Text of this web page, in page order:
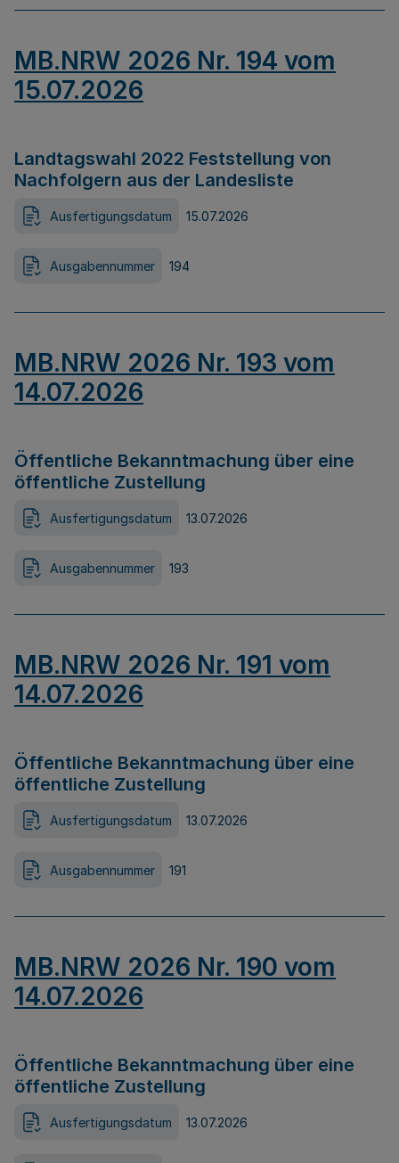
MB.NRW 2026 Nr. 194 vom
15.07.2026
Landtagswahl 2022 Feststellung von
Nachfolgern aus der Landesliste
Ausfertigungsdatum 15.07.2026
Ausgabennummer 194
MB.NRW 2026 Nr. 193 vom
14.07.2026
Öffentliche Bekanntmachung über eine
öffentliche Zustellung
Ausfertigungsdatum 13.07.2026
Ausgabennummer 193
MB.NRW 2026 Nr. 191 vom
14.07.2026
Öffentliche Bekanntmachung über eine
öffentliche Zustellung
Ausfertigungsdatum 13.07.2026
Ausgabennummer 191
MB.NRW 2026 Nr. 190 vom
14.07.2026
Öffentliche Bekanntmachung über eine
öffentliche Zustellung
Ausfertigungsdatum 13.07.2026